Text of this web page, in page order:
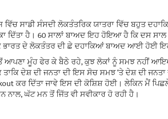
ਵਿੱਚ ਸਾਡੀ ਸੰਸਦੀ ਲੋਕਤੰਤਰਿਕ ਯਾਤਰਾ ਵਿੱਚ ਬਹੁਤ
ਦਿੱਤਾ ਹੈ। 60 ਸਾਲਾਂ ਬਾਅਦ ਇਹ ਹੋਇਆ ਹੈ ਕਿ ਦਸ
ਭਾਰਤ ਦੇ ਲੋਕਤੰਤਰ ਦੀ ਛੇ ਦਹਾਕਿਆਂ ਬਾਅਦ ਆਈ ਹੋਈ
ਆਪਣਾ ਮੂੰਹ ਫੇਰ ਕੇ ਬੈਠੇ ਰਹੇ, ਕੁਝ ਲੋਕਾਂ ਨੂੰ ਸਮਝ ਨਹੀਂ
ਤਾਕਿ ਦੇਸ਼ ਦੀ ਜਨਤਾ ਦੀ ਇਸ ਸੋਚ ਸਮਝ ‘ਤੇ ਦੇਸ਼ ਦੀ
ਕਰ ਦਿੱਤਾ ਜਾਵੇ ਇਸ ਦੀ ਕੋਸ਼ਿਸ਼ ਹੋਈ। ਲੇਕਿਨ ਮੈਂ
ਨਾਲ, ਘੱਟ ਮਨ ਤੋਂ ਜਿੱਤ ਵੀ ਸਵੀਕਾਰ ਹੋ ਰਹੀ ਹੈ।